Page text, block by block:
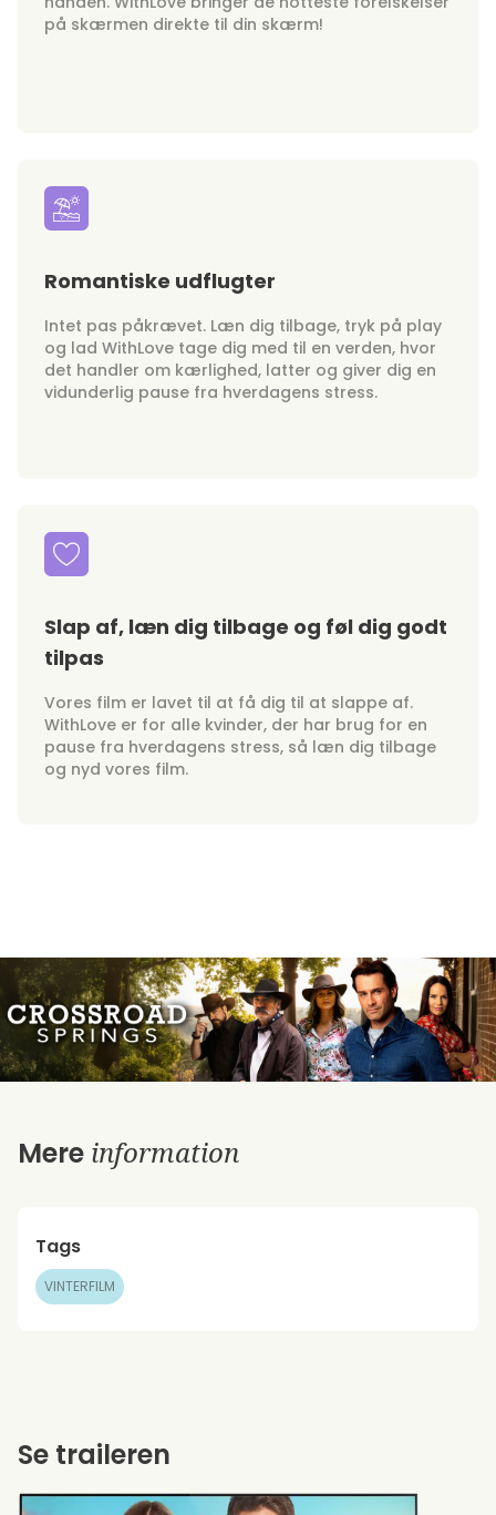
på skærmen direkte til din skærm!
Romantiske udflugter
Intet pas påkrævet. Læn dig tilbage, tryk på play
og lad WithLove tage dig med til en verden, hvor
det handler om kærlighed, latter og giver dig en
vidunderlig pause fra hverdagens stress.
Slap af, læn dig tilbage og føl dig godt
tilpas
Vores film er lavet til at få dig til at slappe af.
WithLove er for alle kvinder, der har brug for en
pause fra hverdagens stress, så læn dig tilbage
og nyd vores film.
Mere information
Tags
VINTERFILM
Se traileren